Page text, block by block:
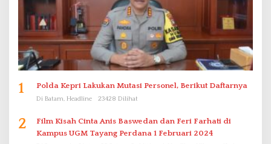
1 Polda Kepri Lakukan Mutasi Personel, Berikut Daftarnya
Di Batam, Headline 23428 Dilihat
2
Film Kisah Cinta Anis Baswedan dan Feri Farhati di
Kampus UGM Tayang Perdana 1 Februari 2024